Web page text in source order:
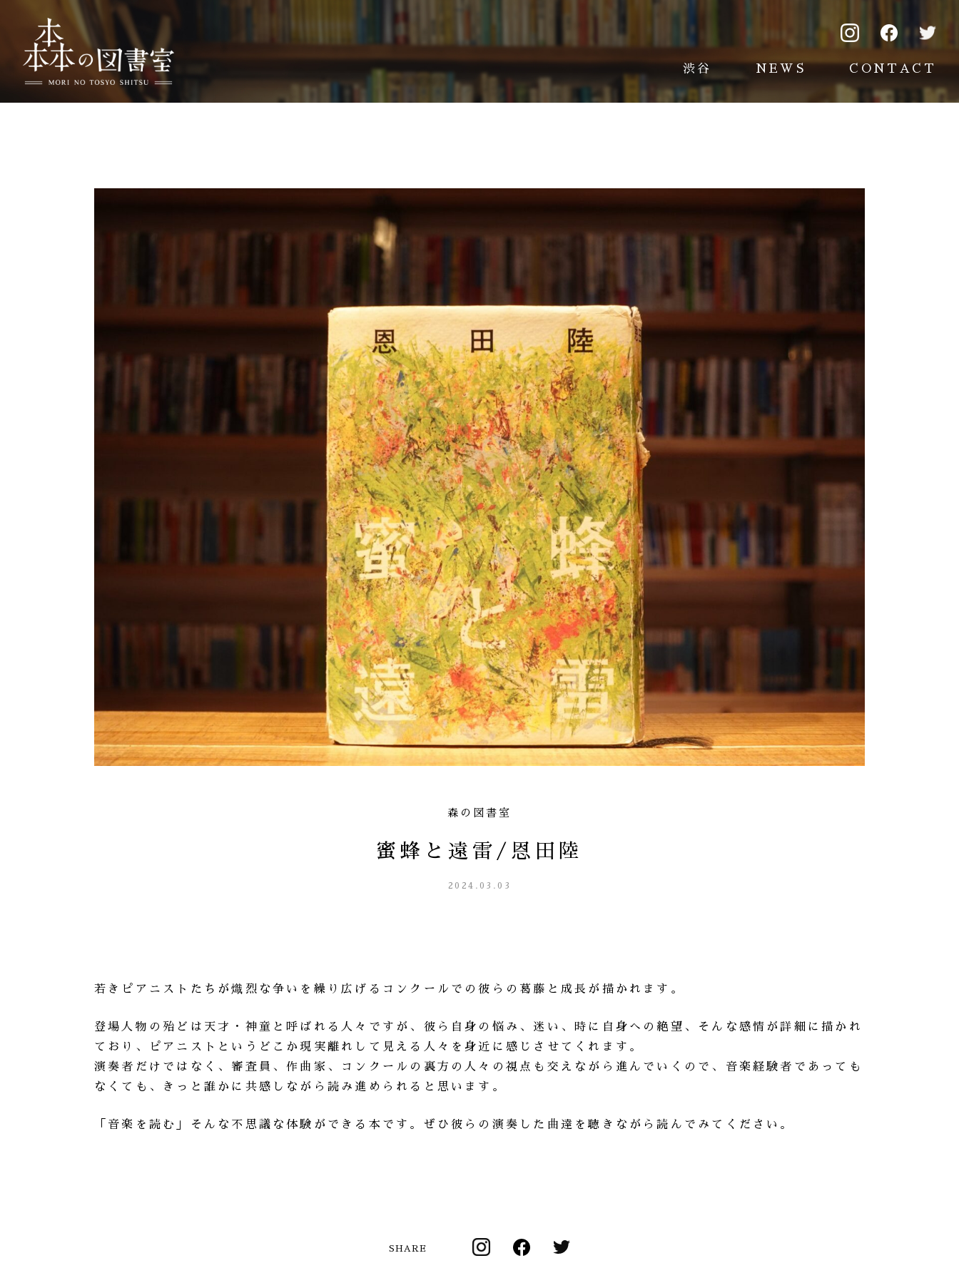
渋谷 NEWS CONTACT
森の図書室
蜜蜂と遠雷/恩田陸
2024.03.03
若きピアニストたちが熾烈な争いを繰り広げるコンクールでの彼らの葛藤と成長が描かれます。
登場人物の殆どは天才・神童と呼ばれる人々ですが、彼ら自身の悩み、迷い、時に自身への絶望、そんな感情が詳細に描かれ
ており、ピアニストというどこか現実離れして見える人々を身近に感じさせてくれます。
演奏者だけではなく、審査員、作曲家、コンクールの裏方の人々の視点も交えながら進んでいくので、音楽経験者であっても
なくても、きっと誰かに共感しながら読み進められると思います。
「音楽を読む」そんな不思議な体験ができる本です。ぜひ彼らの演奏した曲達を聴きながら読んでみてください。
SHARE